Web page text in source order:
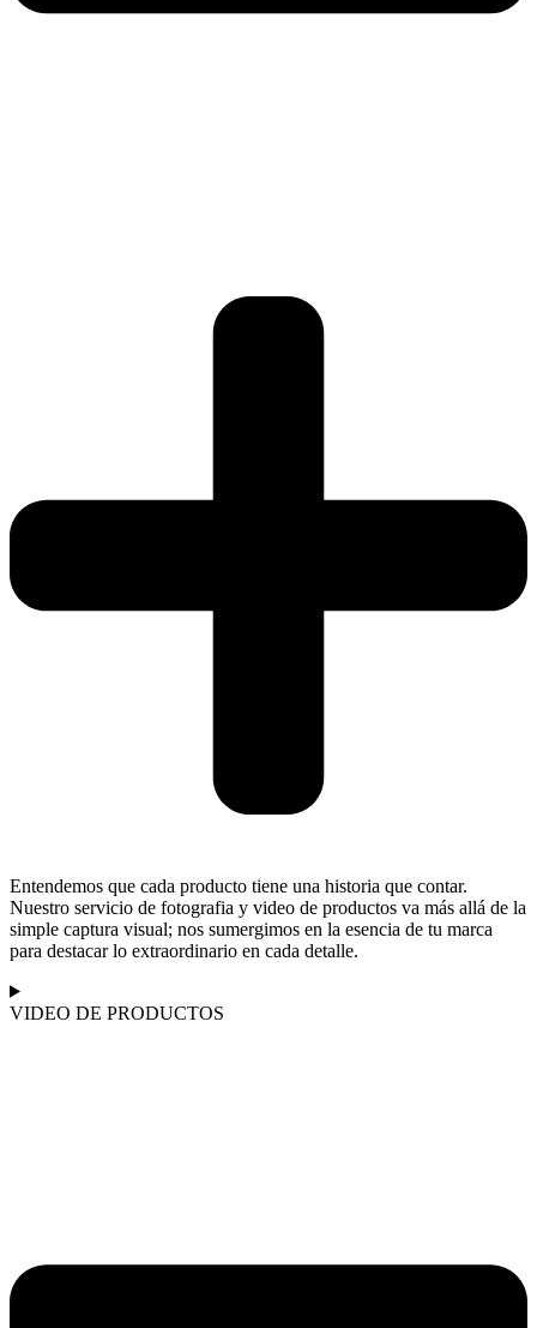
Entendemos que cada producto tiene una historia que contar.
Nuestro servicio de fotografia y video de productos va más allá de la
simple captura visual; nos sumergimos en la esencia de tu marca
para destacar lo extraordinario en cada detalle.
VIDEO DE PRODUCTOS